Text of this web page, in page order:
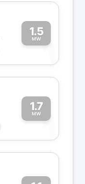
1.5
MW1
1.7
MW1